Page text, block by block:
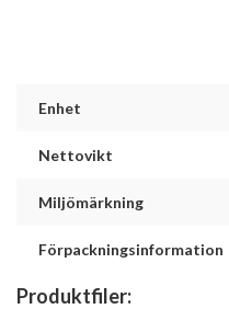
Enhet
Nettovikt
Miljömärkning
Förpackningsinformation
Produktfiler: